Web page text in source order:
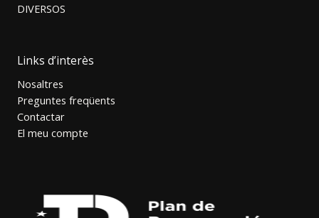
DIVERSOS
Links d’interès
Nosaltres
Preguntes freqüents
Contactar
El meu compte